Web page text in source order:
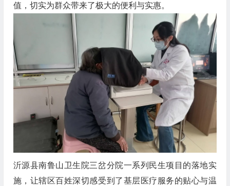
值，切实为群众带来了极大的便利与实惠。
沂源县南鲁山卫生院三岔分院一系列民生项目的落地实
施，让辖区百姓深切感受到了基层医疗服务的贴心与温